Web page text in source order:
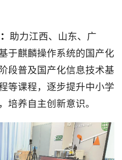
助力江西、山东、广
于麒麟操作系统的国产化
段普及国产化信息技术基
等课程，逐步提升中小学
培养自主创新意识。